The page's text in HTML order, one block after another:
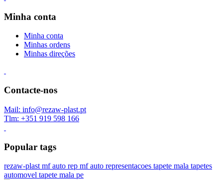
Minha conta
Minha conta
Minhas ordens
Minhas direções
Contacte-nos
Mail: info@rezaw-plast.pt
Tlm: +351 919 598 166
Popular tags
rezaw-plast mf auto rep mf auto representacoes tapete mala tapetes
automovel tapete mala pe